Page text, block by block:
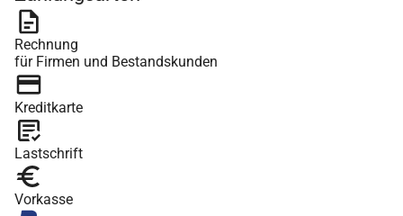
Rechnung
für Firmen und Bestandskunden
Kreditkarte
Lastschrift
Vorkasse